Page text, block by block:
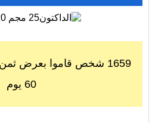
1659 شخص قاموا بعرض
60 يوم